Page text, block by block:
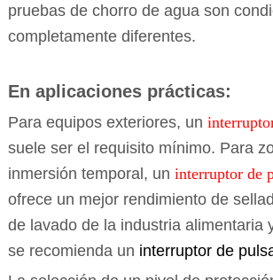
pruebas de chorro de agua son
completamente diferentes.
En aplicaciones prácticas:
Para equipos exteriores, un
suele ser el requisito mínimo. Para
inmersión temporal, un interruptor de
ofrece un mejor rendimiento de
de lavado de la industria alimentaria
se recomienda un interruptor de